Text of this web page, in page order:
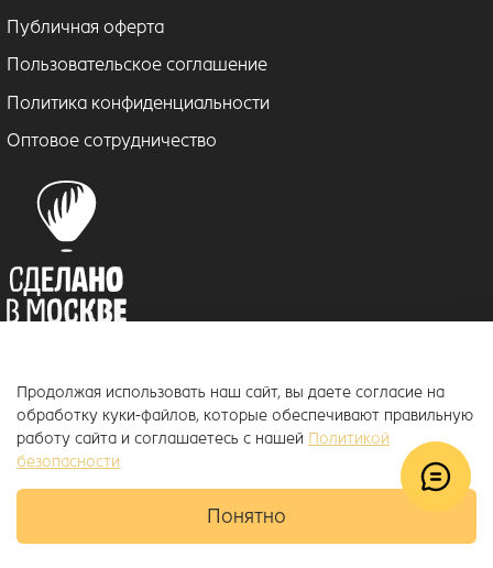
Публичная оферта
Пользовательское соглашение
Политика конфиденциальности
Оптовое сотрудничество
© 2018–2026 ToucanKids ™
Официальный интернет-магазин бренда Toucankids, товары для
новорожденных и детей постарше
Продолжая использовать наш сайт, вы даете согласие на
обработку куки-файлов, которые обеспечивают правильную
работу сайта и соглашаетесь с нашей Политикой
безопасности
Понятно